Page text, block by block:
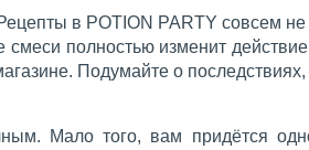
в POTION PARTY совсем
полностью изменит
Подумайте о
Мало того, вам придётся